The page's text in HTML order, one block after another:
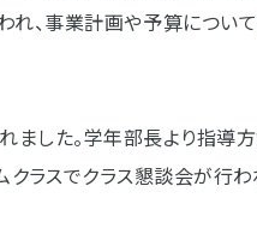
れ、事業計画や予算につい
した。学年部長より指導
ラスでクラス懇談会が行わ